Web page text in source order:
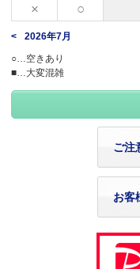
× ○
2026年7月
○…空きあり
■…大変混雑
ご注
お客